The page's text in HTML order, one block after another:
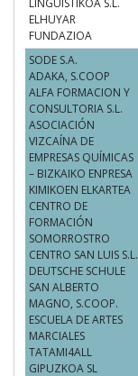
ELHUYAR
FUNDAZIOA
SODE S.A.
ADAKA, S.COOP
ALFA FORMACION Y
CONSULTORIA S.L.
ASOCIACIÓN
VIZCAÍNA DE
EMPRESAS QUÍMICAS
– BIZKAIKO ENPRESA
KIMIKOEN ELKARTEA
CENTRO DE
FORMACIÓN
SOMORROSTRO
CENTRO SAN LUIS S.L.
DEUTSCHE SCHULE
SAN ALBERTO
MAGNO, S.COOP.
ESCUELA DE ARTES
MARCIALES
TATAMI4ALL
GIPUZKOA SL